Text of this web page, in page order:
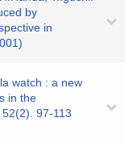
by
in
watch : a new
in the
97-113